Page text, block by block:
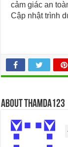
cảm giác an
Cập nhật trình
About thamda123